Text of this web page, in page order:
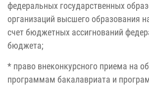
федеральных государственных
организаций высшего образования
счет бюджетных ассигнований
бюджета;
* право внеконкурсного приема на
программам бакалавриата и